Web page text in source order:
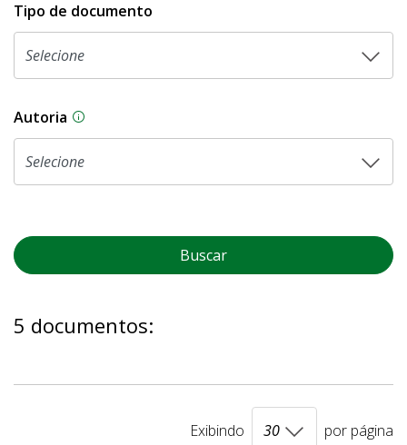
Tipo de documento
Autoria As proposições legislativas na CLDF podem
Buscar
5 documentos:
Exibindo por página